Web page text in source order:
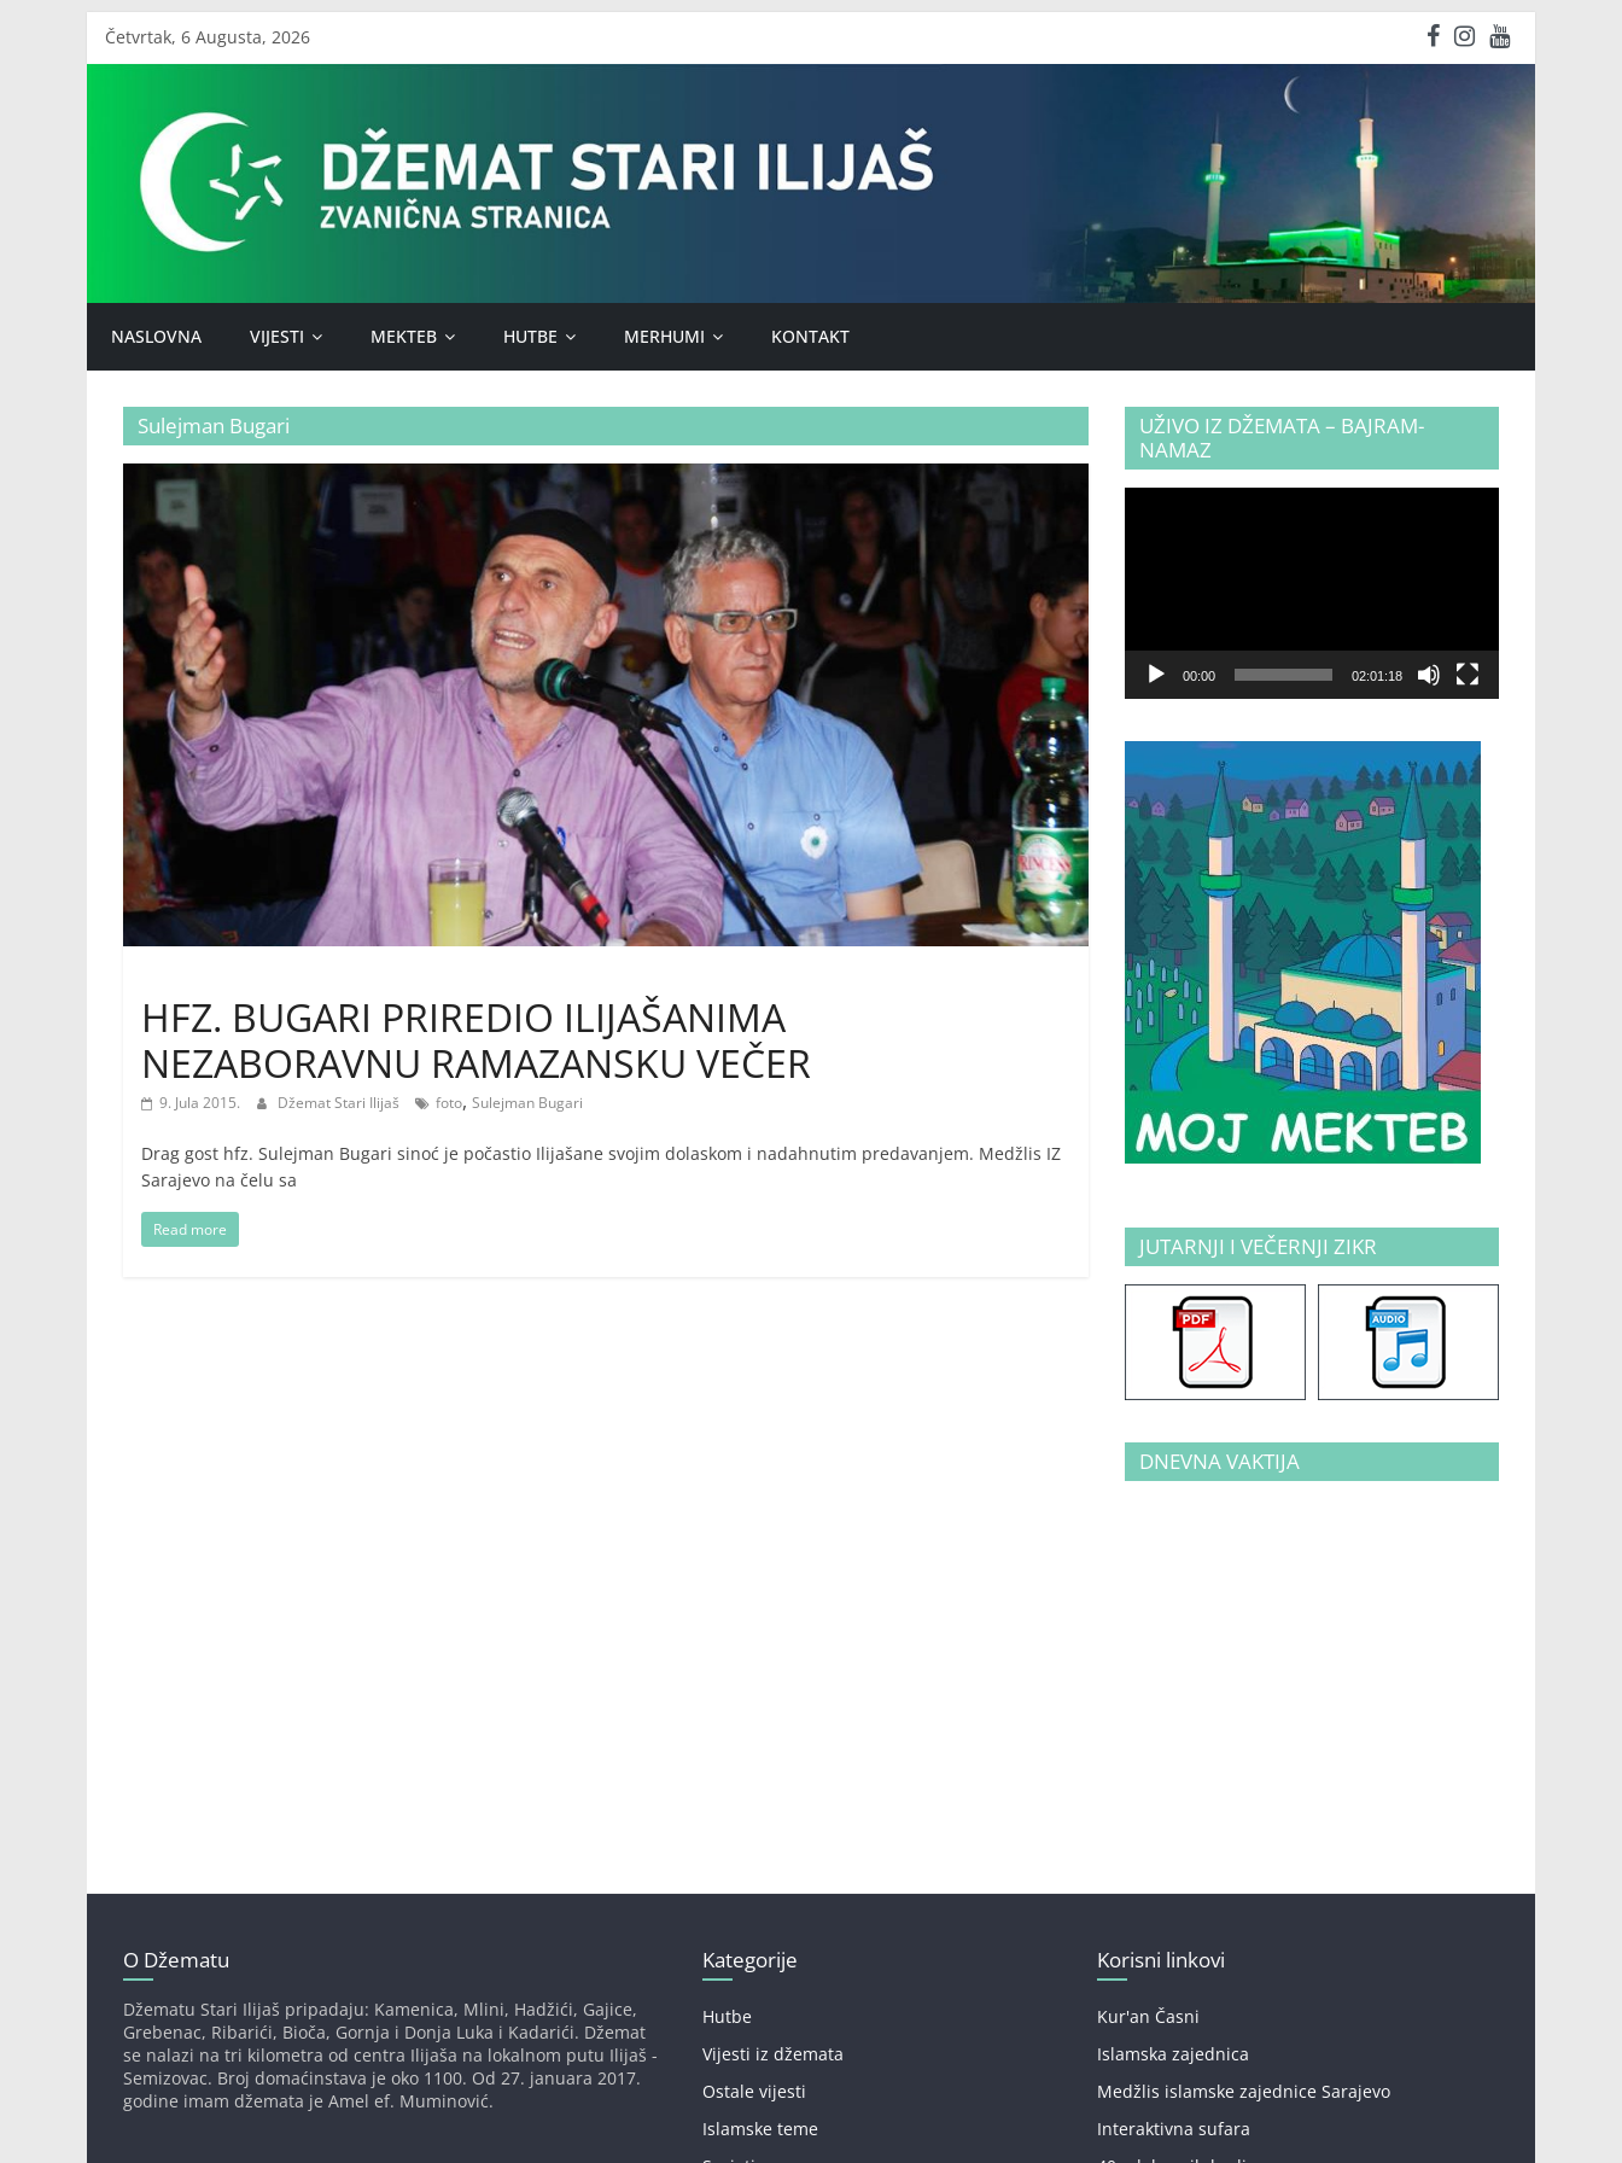
SkipČetvrtak, 6 Augusta, 2026
Džemat
Stari
Ilijaš
NASLOVNA VIJESTI MEKTEB HUTBE MERHUMI KONTAKT
Sulejman Bugari
HFZ. BUGARI PRIREDIO ILIJAŠANIMA
NEZABORAVNU RAMAZANSKU VEČER
9. Jula 2015. Džemat Stari Ilijaš foto, Sulejman Bugari
Drag gost hfz. Sulejman Bugari sinoć je počastio Ilijašane svojim dolaskom i nadahnutim predavanjem. Medžlis IZ
Sarajevo na čelu sa
Read more
UŽIVO IZ DŽEMATA – BAJRAM-
NAMAZ
00:00 02:01:18
JUTARNJI I VEČERNJI ZIKR
DNEVNA VAKTIJA
O Džematu
Džematu Stari Ilijaš pripadaju: Kamenica, Mlini, Hadžići, Gajice,
Grebenac, Ribarići, Bioča, Gornja i Donja Luka i Kadarići. Džemat
se nalazi na tri kilometra od centra Ilijaša na lokalnom putu Ilijaš -
Semizovac. Broj domaćinstava je oko 1100. Od 27. januara 2017.
godine imam džemata je Amel ef. Muminović.
Kategorije
Hutbe
Vijesti iz džemata
Ostale vijesti
Islamske teme
Korisni linkovi
Kur'an Časni
Islamska zajednica
Medžlis islamske zajednice Sarajevo
Interaktivna sufara